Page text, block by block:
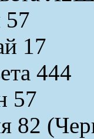
57
17
444
57
82